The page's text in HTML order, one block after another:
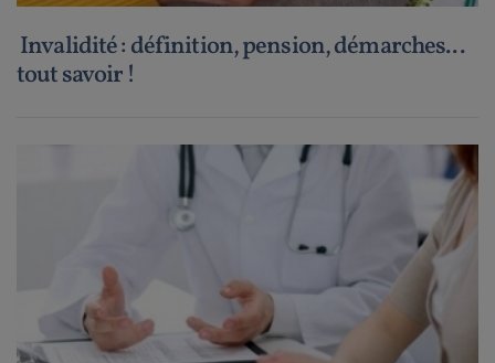
Invalidité : définition, pension, démarches...
tout savoir !